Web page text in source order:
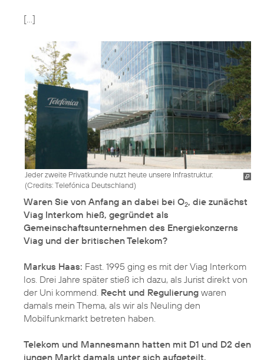
[...]
Jeder zweite Privatkunde nutzt heute unsere Infrastruktur.
(Credits: Telefónica Deutschland)
Waren Sie von Anfang an dabei bei O2, die zunächst
Viag Interkom hieß, gegründet als
Gemeinschaftsunternehmen des Energiekonzerns
Viag und der britischen Telekom?
Markus Haas: Fast. 1995 ging es mit der Viag Interkom
los. Drei Jahre später stieß ich dazu, als Jurist direkt von
der Uni kommend. Recht und Regulierung waren
damals mein Thema, als wir als Neuling den
Mobilfunkmarkt betreten haben.
Telekom und Mannesmann hatten mit D1 und D2 den
jungen Markt damals unter sich aufgeteilt.